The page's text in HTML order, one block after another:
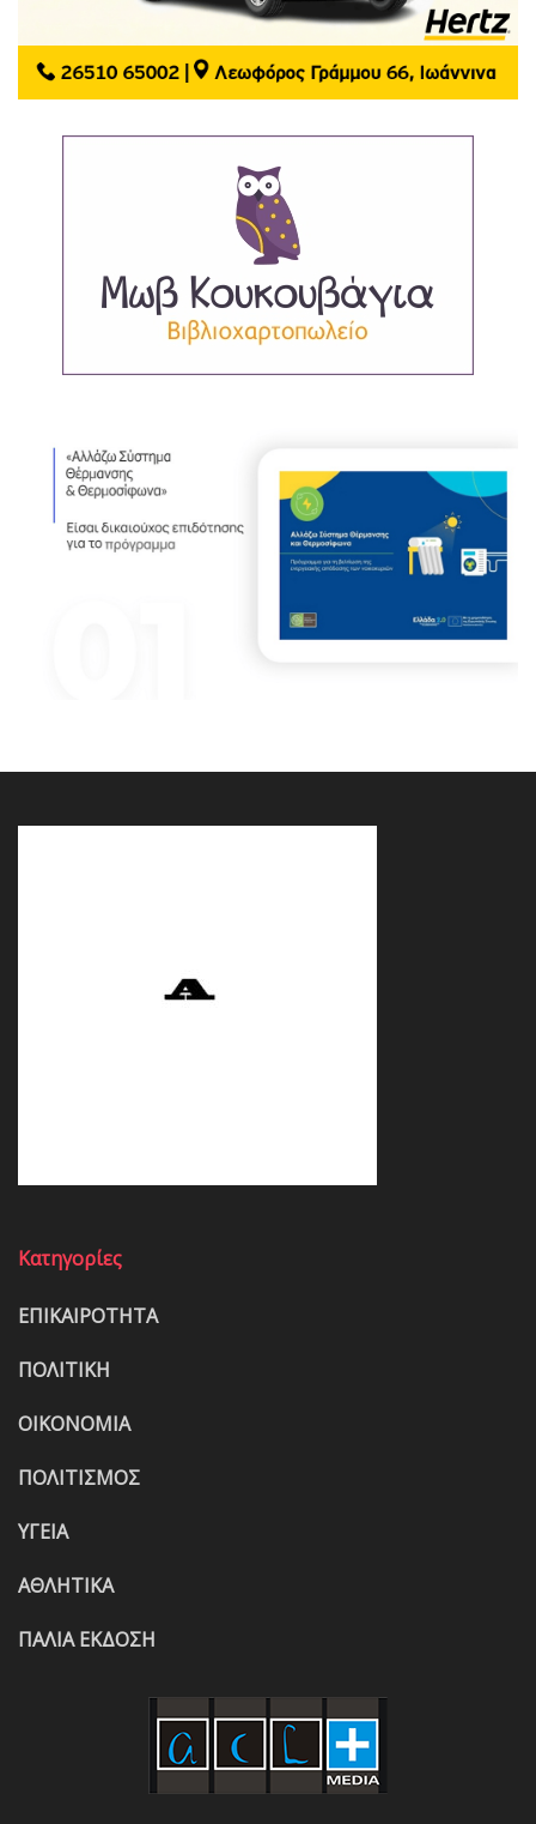
Κατηγορίες
ΕΠΙΚΑΙΡΟΤΗΤΑ
ΠΟΛΙΤΙΚΗ
ΟΙΚΟΝΟΜΙΑ
ΠΟΛΙΤΙΣΜΟΣ
ΥΓΕΙΑ
ΑΘΛΗΤΙΚΑ
ΠΑΛΙΑ ΕΚΔΟΣΗ